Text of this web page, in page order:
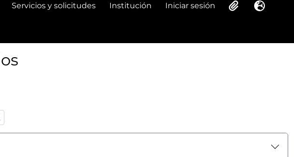
difusión
Servicios y solicitudes Institución
Institución
Iniciar sesión
Iniciar sesión ClipboardIdioma